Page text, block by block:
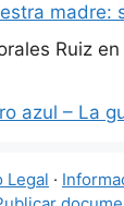
madre:
Ruiz en
azul – La
Legal ·